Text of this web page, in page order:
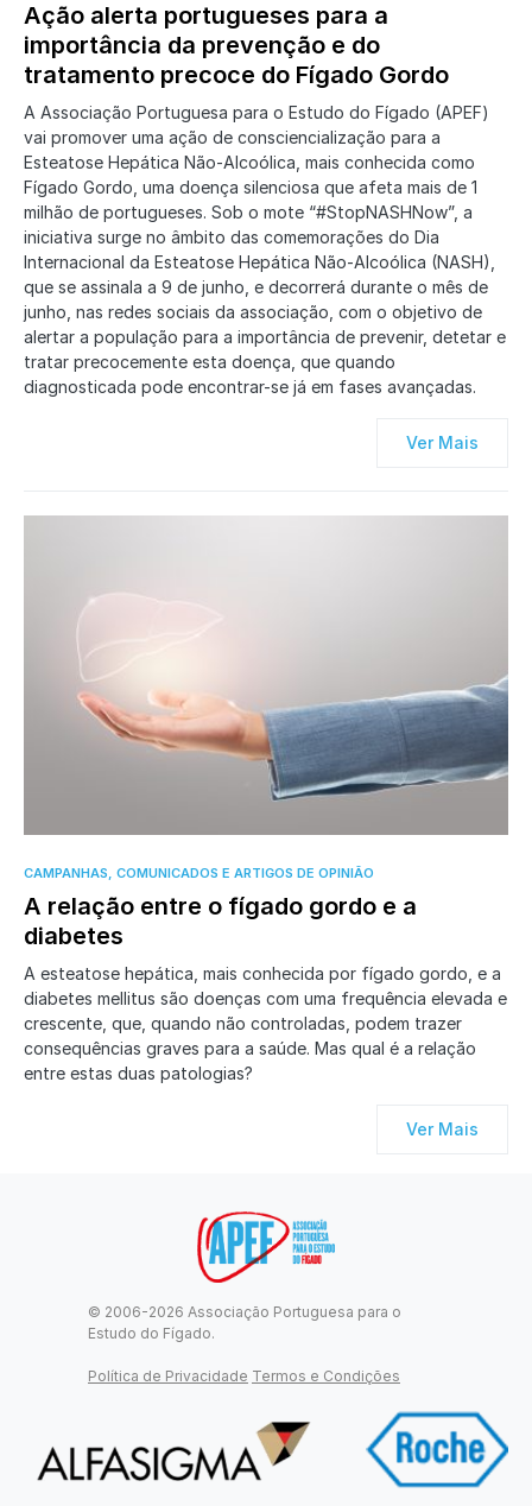
Ação alerta portugueses para a
importância da prevenção e do
tratamento precoce do Fígado Gordo
A Associação Portuguesa para o Estudo do Fígado (APEF)
vai promover uma ação de consciencialização para a
Esteatose Hepática Não-Alcoólica, mais conhecida como
Fígado Gordo, uma doença silenciosa que afeta mais de 1
milhão de portugueses. Sob o mote “#StopNASHNow”, a
iniciativa surge no âmbito das comemorações do Dia
Internacional da Esteatose Hepática Não-Alcoólica (NASH),
que se assinala a 9 de junho, e decorrerá durante o mês de
junho, nas redes sociais da associação, com o objetivo de
alertar a população para a importância de prevenir, detetar e
tratar precocemente esta doença, que quando
diagnosticada pode encontrar-se já em fases avançadas.
Ver Mais
0
CAMPANHAS, COMUNICADOS E ARTIGOS DE OPINIÃO
A relação entre o fígado gordo e a
diabetes
A esteatose hepática, mais conhecida por fígado gordo, e a
diabetes mellitus são doenças com uma frequência elevada e
crescente, que, quando não controladas, podem trazer
consequências graves para a saúde. Mas qual é a relação
entre estas duas patologias?
Ver Mais
© 2006-2026 Associação Portuguesa para o
Estudo do Fígado.
Política de Privacidade Termos e Condições